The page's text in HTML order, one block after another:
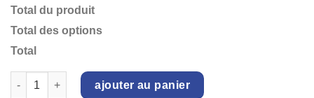
Total du produit
Total des options
Total
quantité de Bol Carlos
ajouter au panier